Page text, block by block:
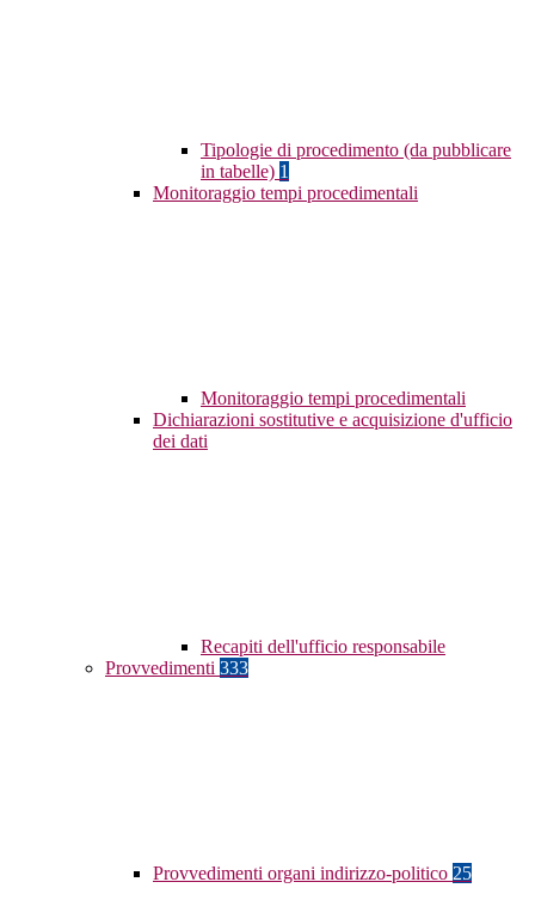
Tipologie di procedimento (da pubblicare
in tabelle) 1
Monitoraggio tempi procedimentali
Monitoraggio tempi procedimentali
Dichiarazioni sostitutive e acquisizione d'ufficio
dei dati
Recapiti dell'ufficio responsabile
Provvedimenti 333
Provvedimenti organi indirizzo-politico 25